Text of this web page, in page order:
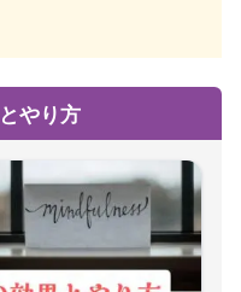
やり方